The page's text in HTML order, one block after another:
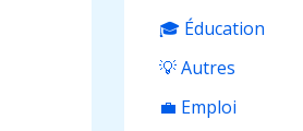
🎓 Éducation
💡 Autres
💼 Emploi